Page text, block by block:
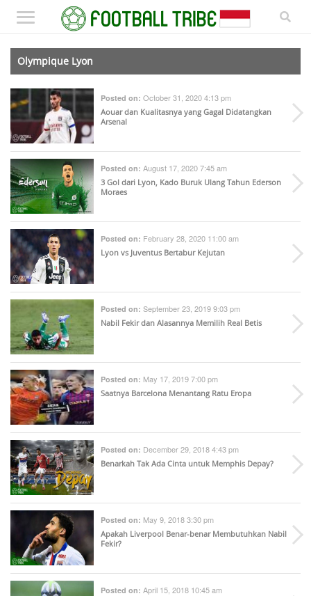
Olympique Lyon
Posted on: October 31, 2020 4:13 pm
Aouar dan Kualitasnya yang Gagal Didatangkan
Arsenal
Posted on: August 17, 2020 7:45 am
3 Gol dari Lyon, Kado Buruk Ulang Tahun Ederson
Moraes
Posted on: February 28, 2020 11:00 am
Lyon vs Juventus Bertabur Kejutan
Posted on: September 23, 2019 9:03 pm
Nabil Fekir dan Alasannya Memilih Real Betis
Posted on: May 17, 2019 7:00 pm
Saatnya Barcelona Menantang Ratu Eropa
Posted on: December 29, 2018 4:43 pm
Benarkah Tak Ada Cinta untuk Memphis Depay?
Posted on: May 9, 2018 3:30 pm
Apakah Liverpool Benar-benar Membutuhkan Nabil
Fekir?
Posted on: April 15, 2018 10:45 am